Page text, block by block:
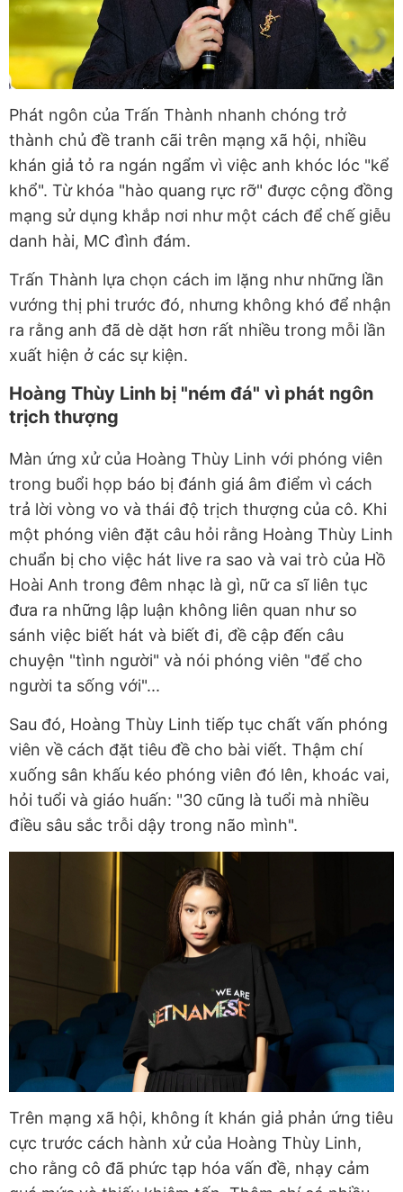
Phát ngôn của Trấn Thành nhanh chóng trở
thành chủ đề tranh cãi trên mạng xã hội, nhiều
khán giả tỏ ra ngán ngẩm vì việc anh khóc lóc "kể
khổ". Từ khóa "hào quang rực rỡ" được cộng đồng
mạng sử dụng khắp nơi như một cách để chế giễu
danh hài, MC đình đám.
Trấn Thành lựa chọn cách im lặng như những lần
vướng thị phi trước đó, nhưng không khó để nhận
ra rằng anh đã dè dặt hơn rất nhiều trong mỗi lần
xuất hiện ở các sự kiện.
Hoàng Thùy Linh bị "ném đá" vì phát ngôn
trịch thượng
Màn ứng xử của Hoàng Thùy Linh với phóng viên
trong buổi họp báo bị đánh giá âm điểm vì cách
trả lời vòng vo và thái độ trịch thượng của cô. Khi
một phóng viên đặt câu hỏi rằng Hoàng Thùy Linh
chuẩn bị cho việc hát live ra sao và vai trò của Hồ
Hoài Anh trong đêm nhạc là gì, nữ ca sĩ liên tục
đưa ra những lập luận không liên quan như so
sánh việc biết hát và biết đi, đề cập đến câu
chuyện "tình người" và nói phóng viên "để cho
người ta sống với"...
Sau đó, Hoàng Thùy Linh tiếp tục chất vấn phóng
viên về cách đặt tiêu đề cho bài viết. Thậm chí
xuống sân khấu kéo phóng viên đó lên, khoác vai,
hỏi tuổi và giáo huấn: "30 cũng là tuổi mà nhiều
điều sâu sắc trỗi dậy trong não mình".
Trên mạng xã hội, không ít khán giả phản ứng tiêu
cực trước cách hành xử của Hoàng Thùy Linh,
cho rằng cô đã phức tạp hóa vấn đề, nhạy cảm